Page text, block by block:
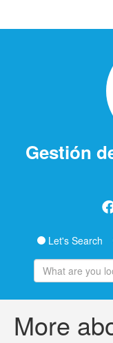
Gestión
Let's Search
More